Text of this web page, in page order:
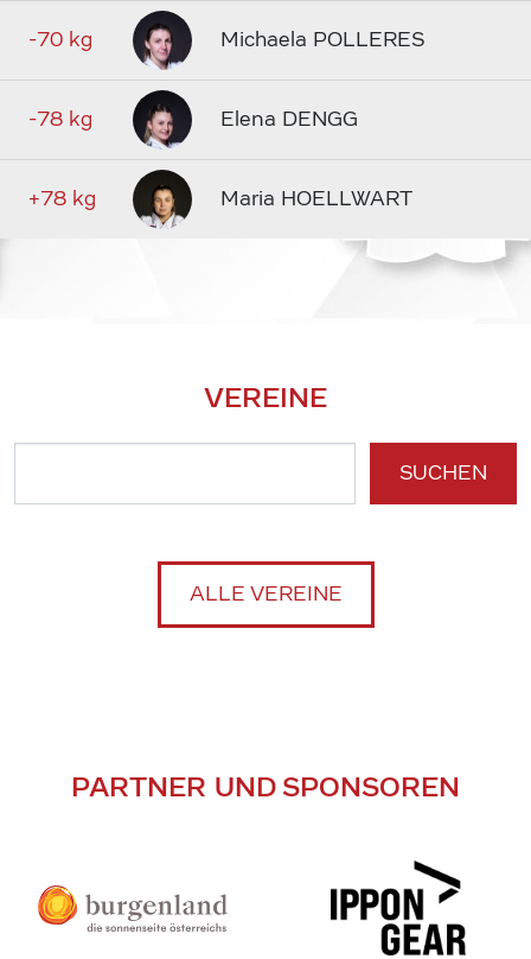
-70 kg Michaela POLLERES
-78 kg Elena DENGG
+78 kg Maria HOELLWART
VEREINE
SUCHEN
ALLE VEREINE
PARTNER UND SPONSOREN